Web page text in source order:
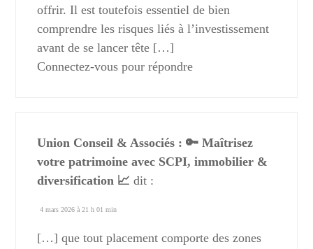
offrir. Il est toutefois essentiel de bien
comprendre les risques liés à l’investissement
avant de se lancer tête […]
Connectez-vous pour répondre
Union Conseil & Associés : 🔑 Maîtrisez
votre patrimoine avec SCPI, immobilier &
diversification 📈 dit :
4 mars 2026 à 21 h 01 min
[…] que tout placement comporte des zones